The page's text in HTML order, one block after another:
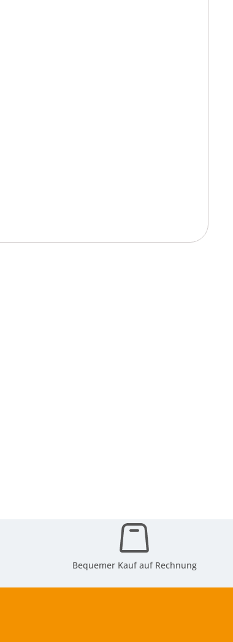
Bequemer Kauf auf Rechnung